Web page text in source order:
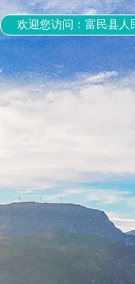
欢迎您访问：富民县人